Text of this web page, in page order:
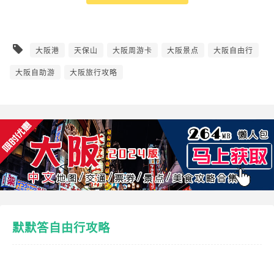
大阪港 天保山 大阪周游卡 大阪景点 大阪自由行
大阪自助游 大阪旅行攻略
默默答自由行攻略